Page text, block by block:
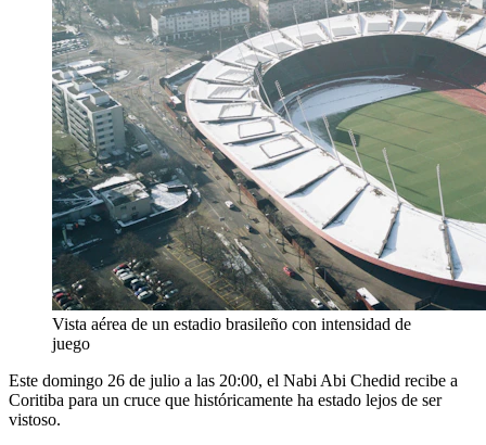
Vista aérea de un estadio brasileño con intensidad de
juego
Este domingo 26 de julio a las 20:00, el Nabi Abi Chedid recibe a
Coritiba para un cruce que históricamente ha estado lejos de ser
vistoso.